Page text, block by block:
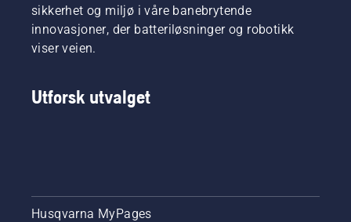
sikkerhet og miljø i våre banebrytende
innovasjoner, der batteriløsninger og robotikk
viser veien.
Utforsk utvalget
Husqvarna MyPages